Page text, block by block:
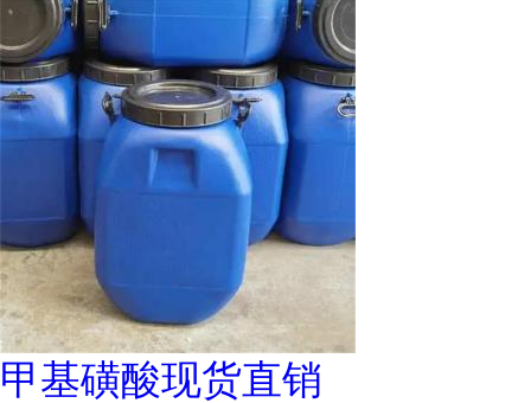
甲基磺酸现货直销